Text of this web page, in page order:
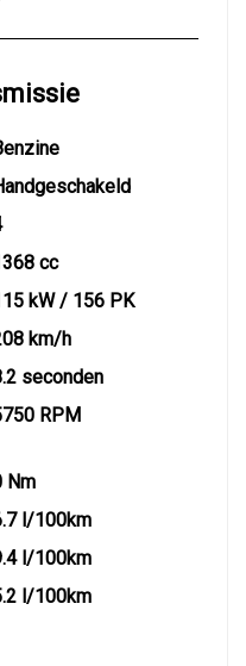
cc
kW / 156 PK
km/h
seconden
RPM
Nm
l/100km
l/100km
l/100km